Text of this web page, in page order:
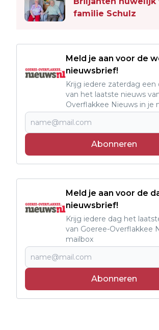
familie Schulz
Meld je aan voor de
nieuwsbrief!
Krijg iedere zaterdag een
van het laatste nieuws
Overflakkee Nieuws in je
Abonneren
Meld je aan voor de
nieuwsbrief!
Krijg iedere dag het
van Goeree-Overflakkee
mailbox
Abonneren